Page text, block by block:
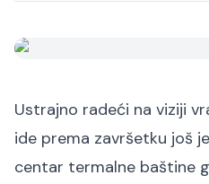
Ustrajno radeći na viziji
ide prema završetku još
centar termalne baštine